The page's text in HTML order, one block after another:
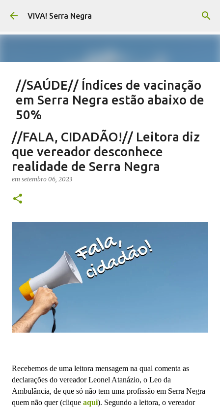
Pular para o conteúdo principal
VIVA! Serra Negra
//SAÚDE// Índices de vacinação
em Serra Negra estão abaixo de
50%
NOTÍCIAS SERRA NEGRA
SAÚDE SERRA NEGRA VACINAÇÃO SERRA NEGRA
VIVA! SERRA NEGRA
0
//FALA, CIDADÃO!// Leitora diz
que vereador desconhece
realidade de Serra Negra
em setembro 06, 2023
Recebemos de uma leitora mensagem na qual comenta as
declarações do vereador Leonel Atanázio, o Leo da
Ambulância, de que só não tem uma profissão em Serra Negra
quem não quer (clique aqui). Segundo a leitora, o vereador